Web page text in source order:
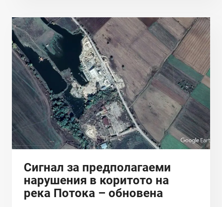
КОРИТОТО
НА
РЕКА
ПОТОКА
ПРЕДИ
ГРАД
СЪЕДИНЕНИЕ?
Сигнал за предполагаеми
нарушения в коритото на
река Потокa – обновена